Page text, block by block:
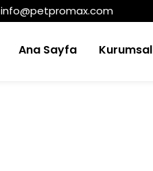
info@petpromax.com
Ana Sayfa Kurumsal